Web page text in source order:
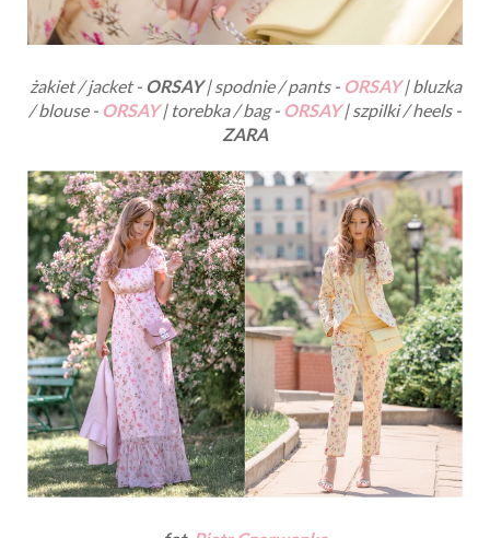
żakiet / jacket - ORSAY| spodnie / pants - ORSAY| bluzka
/ blouse - ORSAY| torebka / bag - ORSAY| szpilki / heels -
ZARA